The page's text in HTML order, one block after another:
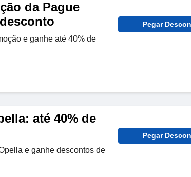
da Pague
e ganhe até 40% de
Pegar
até 40% de
e ganhe descontos de
Pegar